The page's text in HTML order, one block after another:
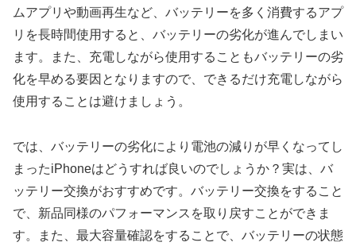
ムアプリや動画再生など、バッテリーを多く消費するアプ
リを長時間使用すると、バッテリーの劣化が進んでしまい
ます。また、充電しながら使用することもバッテリーの劣
化を早める要因となりますので、できるだけ充電しながら
使用することは避けましょう。
では、バッテリーの劣化により電池の減りが早くなってし
まったiPhoneはどうすれば良いのでしょうか？実は、バ
ッテリー交換がおすすめです。バッテリー交換をすること
で、新品同様のパフォーマンスを取り戻すことができま
す。また、最大容量確認をすることで、バッテリーの状態